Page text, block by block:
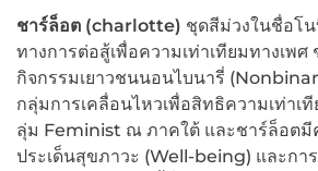
ชาร์ล็อต (charlotte) ชุดสีม่วงในชื่อโ
ทางการต่อสู้เพื่อความเท่าเทียมทางเพ
กิจกรรมเยาวชนนอนไบนารี่
กลุ่มการเคลื่อนไหวเพื่อสิทธิความเท่าเ
ลุ่ม Feminist ณ ภาคใต้ และชาร์ล็อตมี
ประเด็นสุขภาวะ (Well-being) และก